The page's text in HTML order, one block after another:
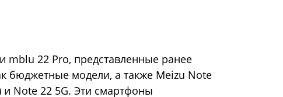
22 Pro, представленные ранее
бюджетные модели, а также Meizu Note
и Note 22 5G. Эти смартфоны